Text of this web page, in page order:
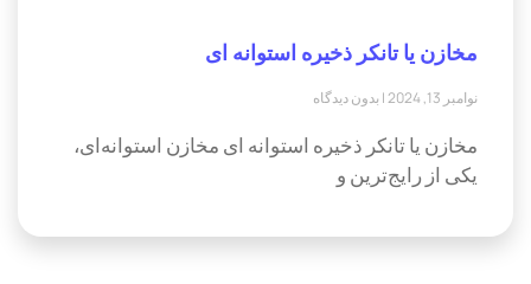
مخازن یا تانکر ذخیره استوانه ای
نوامبر 13, 2024 بدون دیدگاه
مخازن یا تانکر ذخیره استوانه ای مخازن استوانه‌ای،
یکی از رایج‌ترین و